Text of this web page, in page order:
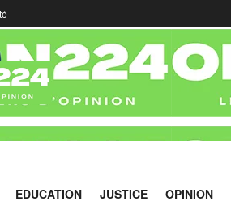
EDUCATION JUSTICE OPINION